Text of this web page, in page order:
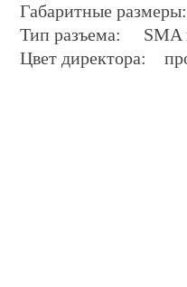
Габаритные
Тип разъема: SMA
Цвет директора: